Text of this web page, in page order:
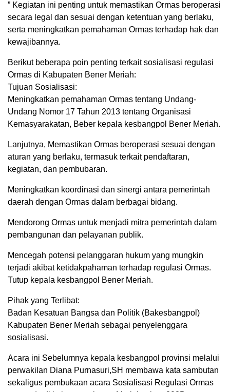
” Kegiatan ini penting untuk memastikan Ormas beroperasi
secara legal dan sesuai dengan ketentuan yang berlaku,
serta meningkatkan pemahaman Ormas terhadap hak dan
kewajibannya.
Berikut beberapa poin penting terkait sosialisasi regulasi
Ormas di Kabupaten Bener Meriah:
Tujuan Sosialisasi:
Meningkatkan pemahaman Ormas tentang Undang-
Undang Nomor 17 Tahun 2013 tentang Organisasi
Kemasyarakatan, Beber kepala kesbangpol Bener Meriah.
Lanjutnya, Memastikan Ormas beroperasi sesuai dengan
aturan yang berlaku, termasuk terkait pendaftaran,
kegiatan, dan pembubaran.
Meningkatkan koordinasi dan sinergi antara pemerintah
daerah dengan Ormas dalam berbagai bidang.
Mendorong Ormas untuk menjadi mitra pemerintah dalam
pembangunan dan pelayanan publik.
Mencegah potensi pelanggaran hukum yang mungkin
terjadi akibat ketidakpahaman terhadap regulasi Ormas.
Tutup kepala kesbangpol Bener Meriah.
Pihak yang Terlibat:
Badan Kesatuan Bangsa dan Politik (Bakesbangpol)
Kabupaten Bener Meriah sebagai penyelenggara
sosialisasi.
Acara ini Sebelumnya kepala kesbangpol provinsi melalui
perwakilan Diana Purnasuri,SH membawa kata sambutan
sekaligus pembukaan acara Sosialisasi Regulasi Ormas